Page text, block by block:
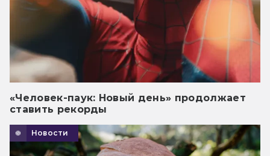
«Человек-паук: Новый день» продолжает
ставить рекорды
Новости